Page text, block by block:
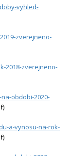
vyhled-
zverejneno-
2018-zverejneno-
obdobi-2020-
a-vynosu-na-rok-